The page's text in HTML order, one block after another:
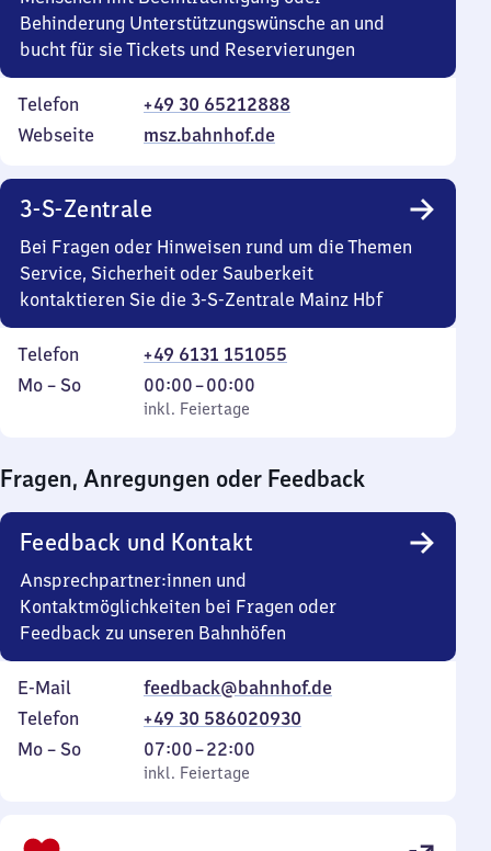
Behinderung Unterstützungswünsche an und
bucht für sie Tickets und Reservierungen
Telefon
+49 30 65212888
Webseite
msz.bahnhof.de
3-S-Zentrale
Bei Fragen oder Hinweisen rund um die Themen
Service, Sicherheit oder Sauberkeit
kontaktieren Sie die 3-S-Zentrale Mainz Hbf
Telefon
+49 6131 151055
Montag
Mo – So,
inkl. Feiertage
00:00–00:00
Von
0
0
Uhr
inkl. Feiertage
Fragen, Anregungen oder Feedback
Feedback und Kontakt
Ansprechpartner:innen und
Kontaktmöglichkeiten bei Fragen oder
Feedback zu unseren Bahnhöfen
E-Mail
feedback@bahnhof.de
Telefon
+49 30 586020930
Montag
Mo – So,
inkl. Feiertage
07:00–22:00
Von
7
inkl. Feiertage